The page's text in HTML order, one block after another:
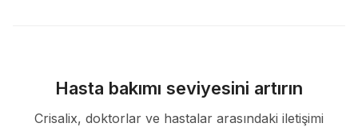
Hasta bakımı seviyesini artırın
Crisalix, doktorlar ve hastalar arasındaki iletişimi